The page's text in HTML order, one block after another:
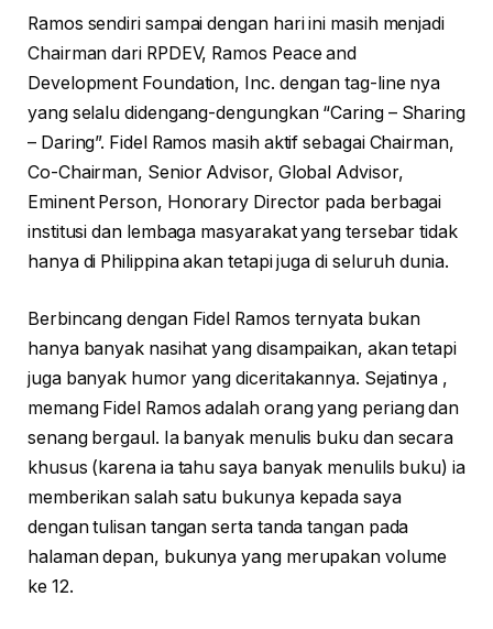
Ramos sendiri sampai dengan hari ini masih menjadi
Chairman dari RPDEV, Ramos Peace and
Development Foundation, Inc. dengan tag-line nya
yang selalu didengang-dengungkan “Caring – Sharing
– Daring”. Fidel Ramos masih aktif sebagai Chairman,
Co-Chairman, Senior Advisor, Global Advisor,
Eminent Person, Honorary Director pada berbagai
institusi dan lembaga masyarakat yang tersebar tidak
hanya di Philippina akan tetapi juga di seluruh dunia.
Berbincang dengan Fidel Ramos ternyata bukan
hanya banyak nasihat yang disampaikan, akan tetapi
juga banyak humor yang diceritakannya. Sejatinya ,
memang Fidel Ramos adalah orang yang periang dan
senang bergaul. Ia banyak menulis buku dan secara
khusus (karena ia tahu saya banyak menulils buku) ia
memberikan salah satu bukunya kepada saya
dengan tulisan tangan serta tanda tangan pada
halaman depan, bukunya yang merupakan volume
ke 12.